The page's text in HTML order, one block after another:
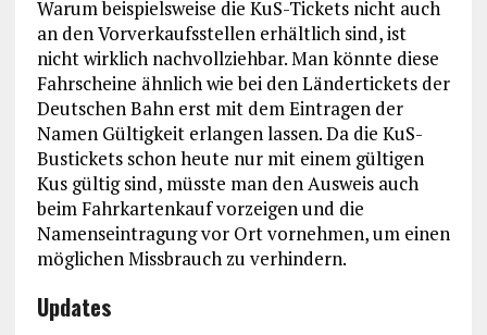
Warum beispielsweise die KuS-Tickets nicht auch
an den Vorverkaufsstellen erhältlich sind, ist
nicht wirklich nachvollziehbar. Man könnte diese
Fahrscheine ähnlich wie bei den Ländertickets der
Deutschen Bahn erst mit dem Eintragen der
Namen Gültigkeit erlangen lassen. Da die KuS-
Bustickets schon heute nur mit einem gültigen
Kus gültig sind, müsste man den Ausweis auch
beim Fahrkartenkauf vorzeigen und die
Namenseintragung vor Ort vornehmen, um einen
möglichen Missbrauch zu verhindern.
Updates